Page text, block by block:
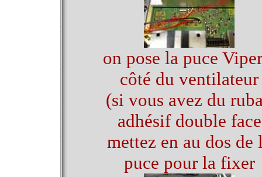
on pose la puce
côté du ventilateur
(si vous avez du
adhésif double face
mettez en au dos de
puce pour la fixer